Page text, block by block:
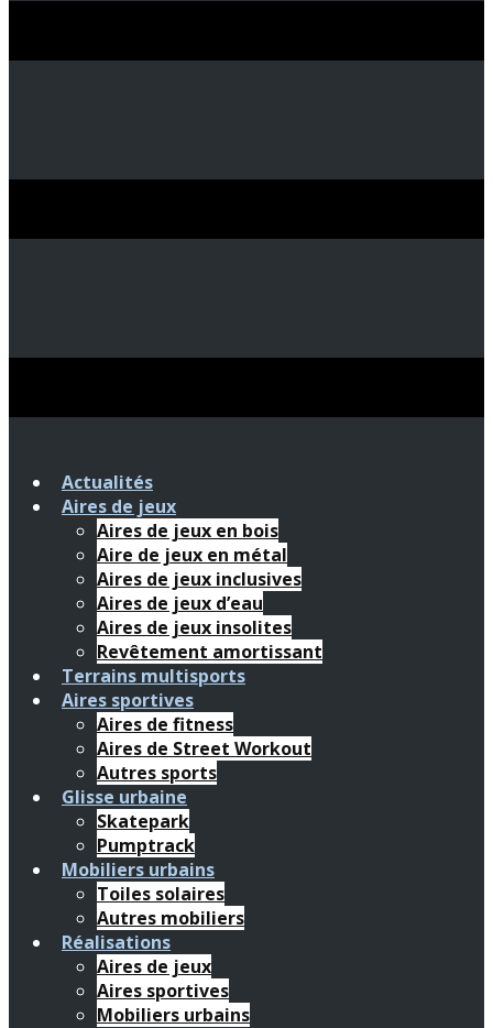
Actualités
Aires de jeux
Aires de jeux en bois
Aire de jeux en métal
Aires de jeux inclusives
Aires de jeux d’eau
Aires de jeux insolites
Revêtement amortissant
Terrains multisports
Aires sportives
Aires de fitness
Aires de Street Workout
Autres sports
Glisse urbaine
Skatepark
Pumptrack
Mobiliers urbains
Toiles solaires
Autres mobiliers
Réalisations
Aires de jeux
Aires sportives
Mobiliers urbains